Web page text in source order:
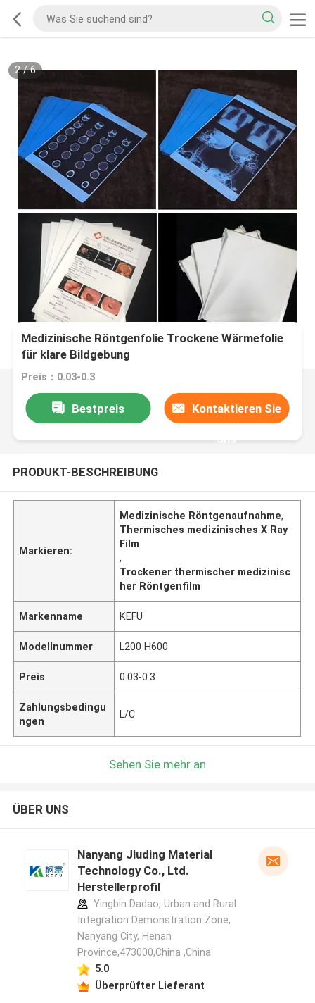
2/6
Medizinische Röntgenfolie Trockene Wärmefolie
für klare Bildgebung
Preis：0.03-0.3
Bestpreis Kontaktieren Sie
uns
PRODUKT-BESCHREIBUNG
Markieren:
Medizinische Röntgenaufnahme,
Thermisches medizinisches X Ray
Film
,
Trockener thermischer medizinisc
her Röntgenfilm
Markenname KEFU
Modellnummer L200 H600
Preis 0.03-0.3
Zahlungsbedingu
ngen
L/C
Sehen Sie mehr an
ÜBER UNS
Nanyang Jiuding Material
Technology Co., Ltd.
Herstellerprofil
Yingbin Dadao, Urban and Rural
Integration Demonstration Zone,
Nanyang City, Henan
Province,473000,China ,China
5.0
Überprüfter Lieferant